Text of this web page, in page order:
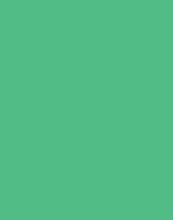
Packs
à l'utilisation avec des